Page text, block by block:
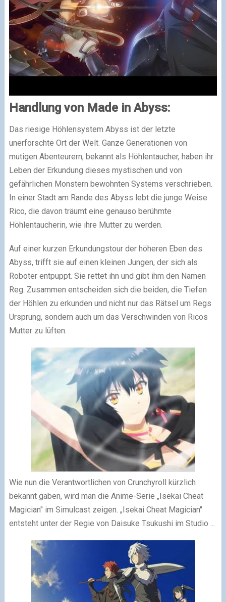
Handlung von Made in Abyss:
Das riesige Höhlensystem Abyss ist der letzte
unerforschte Ort der Welt. Ganze Generationen von
mutigen Abenteurern, bekannt als Höhlentaucher, haben ihr
Leben der Erkundung dieses mystischen und von
gefährlichen Monstern bewohnten Systems verschrieben.
In einer Stadt am Rande des Abyss lebt die junge Weise
Rico, die davon träumt eine genauso berühmte
Höhlentaucherin, wie ihre Mutter zu werden.
Auf einer kurzen Erkundungstour der höheren Eben des
Abyss, trifft sie auf einen kleinen Jungen, der sich als
Roboter entpuppt. Sie rettet ihn und gibt ihm den Namen
Reg. Zusammen entscheiden sich die beiden, die Tiefen
der Höhlen zu erkunden und nicht nur das Rätsel um Regs
Ursprung, sondern auch um das Verschwinden von Ricos
Mutter zu lüften.
Wie nun die Verantwortlichen von Crunchyroll kürzlich
bekannt gaben, wird man die Anime-Serie „Isekai Cheat
Magician" im Simulcast zeigen. „Isekai Cheat Magician"
entsteht unter der Regie von Daisuke Tsukushi im Studio ...